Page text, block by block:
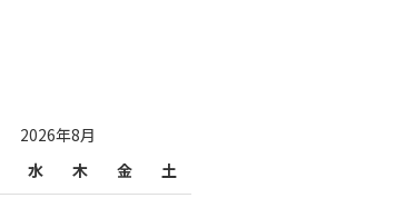
2026年8月
水 木 金 土